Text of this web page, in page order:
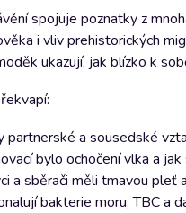
spojuje poznatky z
i vliv prehistorických
ukazují, jak blízko k
partnerské a sousedské
bylo ochočení vlka a
a sběrači měli tmavou pleť
bakterie moru, TBC a